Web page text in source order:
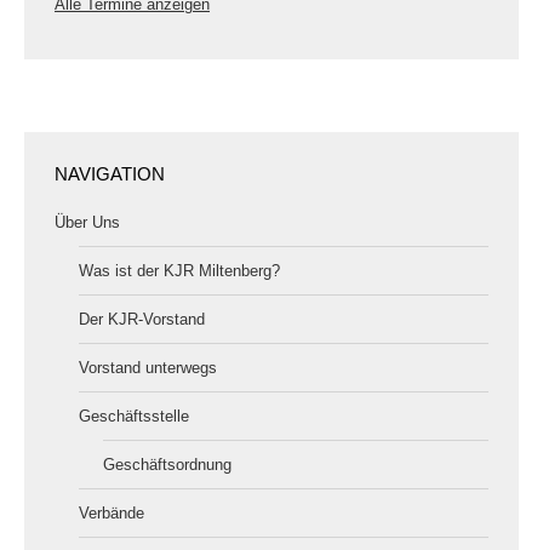
Alle Termine anzeigen
NAVIGATION
Über Uns
Was ist der KJR Miltenberg?
Der KJR-Vorstand
Vorstand unterwegs
Geschäftsstelle
Geschäftsordnung
Verbände